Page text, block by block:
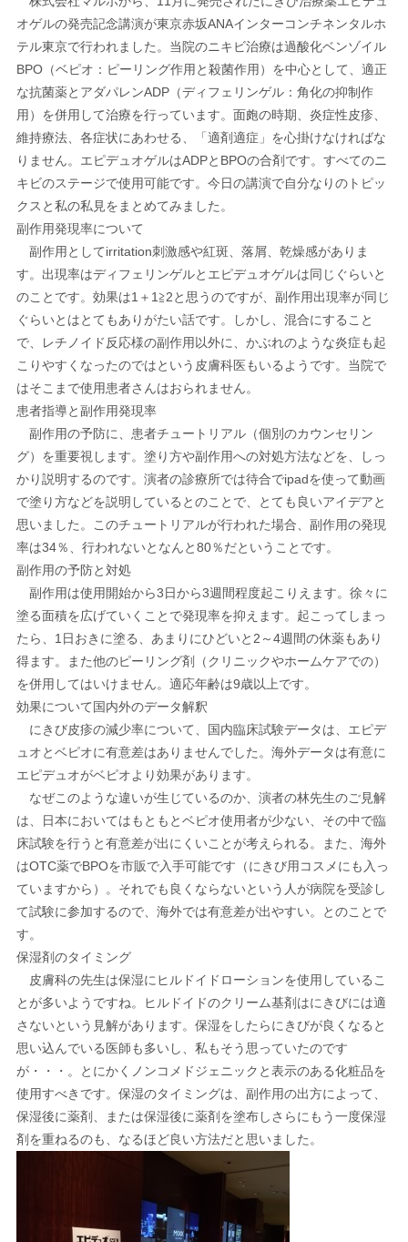
オゲルの発売記念講演が東京赤坂ANAインターコンチネンタルホ
テル東京で行われました。当院のニキビ治療は過酸化ベンゾイル
BPO（ベピオ：ピーリング作用と殺菌作用）を中心として、適正
な抗菌薬とアダパレンADP（ディフェリンゲル：角化の抑制作
用）を併用して治療を行っています。面皰の時期、炎症性皮疹、
維持療法、各症状にあわせる、「適剤適症」を心掛けなければな
りません。エピデュオゲルはADPとBPOの合剤です。すべてのニ
キビのステージで使用可能です。今日の講演で自分なりのトピッ
クスと私の私見をまとめてみました。
副作用発現率について
副作用としてirritation刺激感や紅斑、落屑、乾燥感がありま
す。出現率はディフェリンゲルとエピデュオゲルは同じぐらいと
のことです。効果は1＋1≧2と思うのですが、副作用出現率が同じ
ぐらいとはとてもありがたい話です。しかし、混合にすること
で、レチノイド反応様の副作用以外に、かぶれのような炎症も起
こりやすくなったのではという皮膚科医もいるようです。当院で
はそこまで使用患者さんはおられません。
患者指導と副作用発現率
副作用の予防に、患者チュートリアル（個別のカウンセリン
グ）を重要視します。塗り方や副作用への対処方法などを、しっ
かり説明するのです。演者の診療所では待合でipadを使って動画
で塗り方などを説明しているとのことで、とても良いアイデアと
思いました。このチュートリアルが行われた場合、副作用の発現
率は34％、行われないとなんと80％だということです。
副作用の予防と対処
副作用は使用開始から3日から3週間程度起こりえます。徐々に
塗る面積を広げていくことで発現率を抑えます。起こってしまっ
たら、1日おきに塗る、あまりにひどいと2～4週間の休薬もあり
得ます。また他のピーリング剤（クリニックやホームケアでの）
を併用してはいけません。適応年齢は9歳以上です。
効果について国内外のデータ解釈
にきび皮疹の減少率について、国内臨床試験データは、エピデ
ュオとベピオに有意差はありませんでした。海外データは有意に
エピデュオがベピオより効果があります。
なぜこのような違いが生じているのか、演者の林先生のご見解
は、日本においてはもともとベピオ使用者が少ない、その中で臨
床試験を行うと有意差が出にくいことが考えられる。また、海外
はOTC薬でBPOを市販で入手可能です（にきび用コスメにも入っ
ていますから）。それでも良くならないという人が病院を受診し
て試験に参加するので、海外では有意差が出やすい。とのことで
す。
保湿剤のタイミング
皮膚科の先生は保湿にヒルドイドローションを使用しているこ
とが多いようですね。ヒルドイドのクリーム基剤はにきびには適
さないという見解があります。保湿をしたらにきびが良くなると
思い込んでいる医師も多いし、私もそう思っていたのです
が・・・。とにかくノンコメドジェニックと表示のある化粧品を
使用すべきです。保湿のタイミングは、副作用の出方によって、
保湿後に薬剤、または保湿後に薬剤を塗布しさらにもう一度保湿
剤を重ねるのも、なるほど良い方法だと思いました。